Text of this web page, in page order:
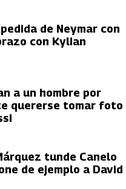
de Neymar con
con Kylian
a un hombre por
quererse tomar foto
tunde Canelo
de ejemplo a David